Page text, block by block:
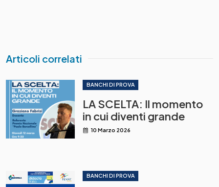
Articoli correlati
BANCHI DI PROVA
LA SCELTA: Il momento
in cui diventi grande
10 Marzo 2026
BANCHI DI PROVA